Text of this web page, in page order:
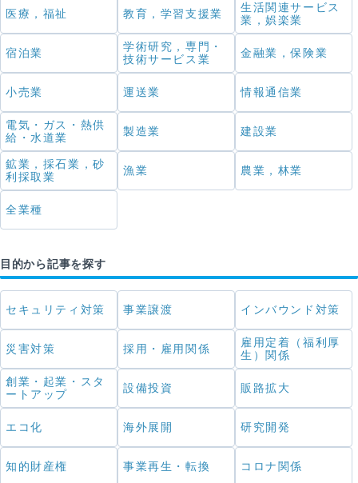
医療，福祉 教育，学習支援業
生活関連サービス
業，娯楽業
宿泊業
学術研究，専門・
技術サービス業
金融業，保険業
小売業 運送業 情報通信業
電気・ガス・熱供
給・水道業
製造業 建設業
鉱業，採石業，砂
利採取業
漁業 農業，林業
全業種
目的から記事を探す
セキュリティ対策 事業譲渡 インバウンド対策
災害対策 採用・雇用関係
雇用定着（福利厚
生）関係
創業・起業・スタ
ートアップ
設備投資 販路拡大
エコ化 海外展開 研究開発
知的財産権 事業再生・転換 コロナ関係